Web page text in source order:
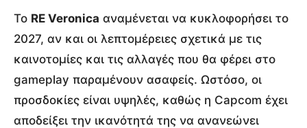
Το RE Veronica αναμένεται να κυκλοφορήσει το
2027, αν και οι λεπτομέρειες σχετικά με τις
καινοτομίες και τις αλλαγές που θα φέρει στο
gameplay παραμένουν ασαφείς. Ωστόσο, οι
προσδοκίες είναι υψηλές, καθώς η Capcom έχει
αποδείξει την ικανότητά της να ανανεώνει